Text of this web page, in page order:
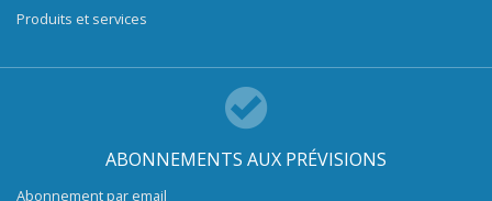
Produits et services
ABONNEMENTS AUX PRÉVISIONS
Abonnement par email